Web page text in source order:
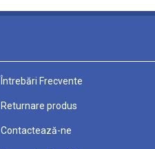
Întrebări Frecvente
Returnare produs
Contactează-ne